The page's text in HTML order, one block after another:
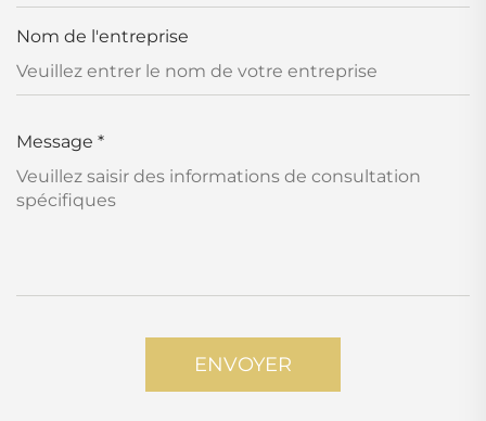
Nom de l'entreprise
Message *
ENVOYER